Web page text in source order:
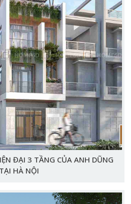
ĐẠI 3 TẦNG CỦA ANH DŨNG
TẠI HÀ NỘI